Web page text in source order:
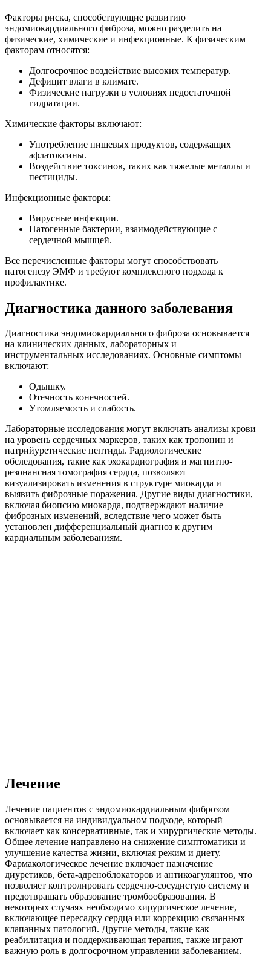
Факторы риска, способствующие развитию
эндомиокардиального фиброза, можно разделить на
физические, химические и инфекционные. К физическим
факторам относятся:
Долгосрочное воздействие высоких температур.
Дефицит влаги в климате.
Физические нагрузки в условиях недостаточной
гидратации.
Химические факторы включают:
Употребление пищевых продуктов, содержащих
афлатоксины.
Воздействие токсинов, таких как тяжелые металлы и
пестициды.
Инфекционные факторы:
Вирусные инфекции.
Патогенные бактерии, взаимодействующие с
сердечной мышцей.
Все перечисленные факторы могут способствовать
патогенезу ЭМФ и требуют комплексного подхода к
профилактике.
Диагностика данного заболевания
Диагностика эндомиокардиального фиброза основывается
на клинических данных, лабораторных и
инструментальных исследованиях. Основные симптомы
включают:
Одышку.
Отечность конечностей.
Утомляемость и слабость.
Лабораторные исследования могут включать анализы крови
на уровень сердечных маркеров, таких как тропонин и
натрийуретические пептиды. Радиологические
обследования, такие как эхокардиография и магнитно-
резонансная томография сердца, позволяют
визуализировать изменения в структуре миокарда и
выявить фиброзные поражения. Другие виды диагностики,
включая биопсию миокарда, подтверждают наличие
фиброзных изменений, вследствие чего может быть
установлен дифференциальный диагноз к другим
кардиальным заболеваниям.
Лечение
Лечение пациентов с эндомиокардиальным фиброзом
основывается на индивидуальном подходе, который
включает как консервативные, так и хирургические методы.
Общее лечение направлено на снижение симптоматики и
улучшение качества жизни, включая режим и диету.
Фармакологическое лечение включает назначение
диуретиков, бета-адреноблокаторов и антикоагулянтов, что
позволяет контролировать сердечно-сосудистую систему и
предотвращать образование тромбообразования. В
некоторых случаях необходимо хирургическое лечение,
включающее пересадку сердца или коррекцию связанных
клапанных патологий. Другие методы, такие как
реабилитация и поддерживающая терапия, также играют
важную роль в долгосрочном управлении заболеванием.